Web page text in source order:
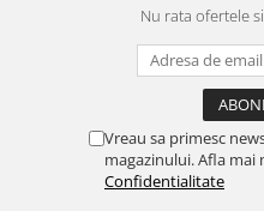
Nu rata ofertele
Vreau sa primesc
magazinului. Afla mai
Confidentialitate